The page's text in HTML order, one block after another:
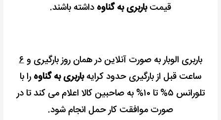
قیمتباربری به گناوه داشته باشند.
باربری الوبار به صورت آنلاین در همان روز بارگیری و۶
ساعت قبل از بارگیری حدود کرایهباربری به گناوه را با
تلورانس ۵% تا ۱۰% به صاحبین کالا اعلام می کند تا در
صورت موافقت کار حمل انجام شود.